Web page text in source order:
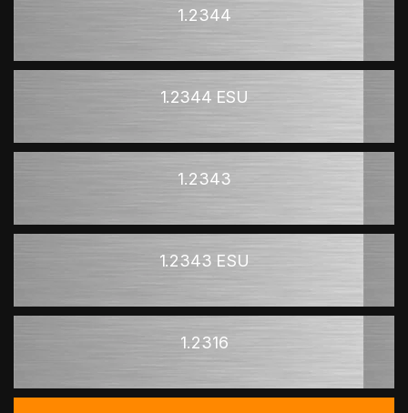
1.2344
1.2344 ESU
1.2343
1.2343 ESU
1.2316